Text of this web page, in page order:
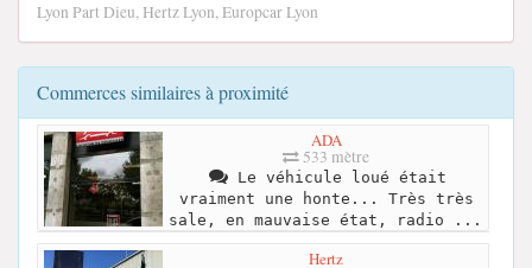
Lyon Part Dieu, Hertz Lyon, Europcar Lyon
Commerces similaires à proximité
ADA
533 mètre
Le véhicule loué était
vraiment une honte... Très très
sale, en mauvaise état, radio ...
Hertz